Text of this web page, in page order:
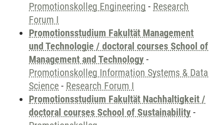
Promotionskolleg Engineering - Research
Forum I
Promotionsstudium Fakultät Management
und Technologie / doctoral courses School of
Management and Technology -
Promotionskolleg Information Systems & Data
Science - Research Forum I
Promotionsstudium Fakultät Nachhaltigkeit /
doctoral courses School of Sustainability -